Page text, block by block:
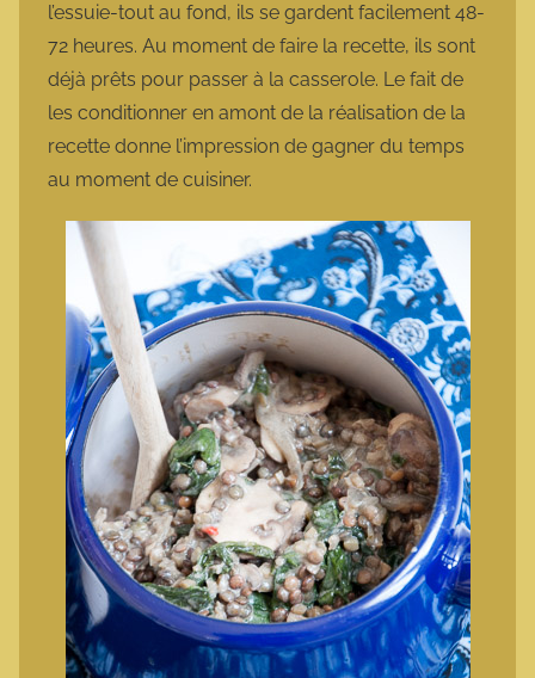
l’essuie-tout au fond, ils se gardent facilement 48-
72 heures. Au moment de faire la recette, ils sont
déjà prêts pour passer à la casserole. Le fait de
les conditionner en amont de la réalisation de la
recette donne l’impression de gagner du temps
au moment de cuisiner.